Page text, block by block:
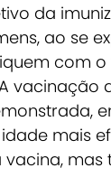
da
ao se
com
vacinação
mais